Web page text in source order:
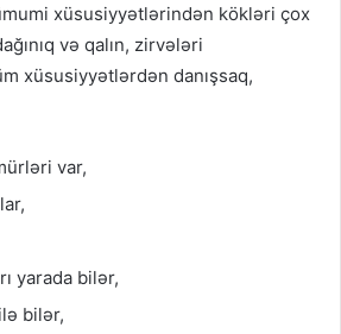
xüsusiyyətlərindən kökləri çox
və qalın, zirvələri
xüsusiyyətlərdən danışsaq,
var,
yarada bilər,
bilər,